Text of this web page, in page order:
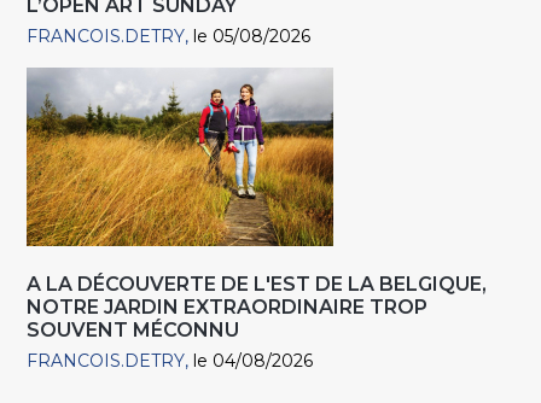
L’OPEN ART SUNDAY
FRANCOIS.DETRY le 05/08/2026
A LA DÉCOUVERTE DE L'EST DE LA BELGIQUE,
NOTRE JARDIN EXTRAORDINAIRE TROP
SOUVENT MÉCONNU
FRANCOIS.DETRY le 04/08/2026